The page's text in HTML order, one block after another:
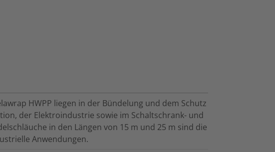
HWPP liegen in der Bündelung und dem Schutz
der Elektroindustrie sowie im Schaltschrank- und
in den Längen von 15 m und 25 m sind die
Anwendungen.